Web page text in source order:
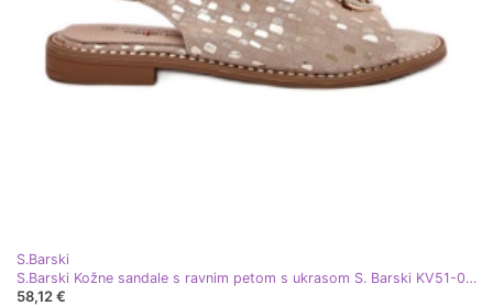
S.Barski
S.Barski Kožne sandale s ravnim petom s ukrasom S. Barski KV51-094 PLN zlatni
58,12 €